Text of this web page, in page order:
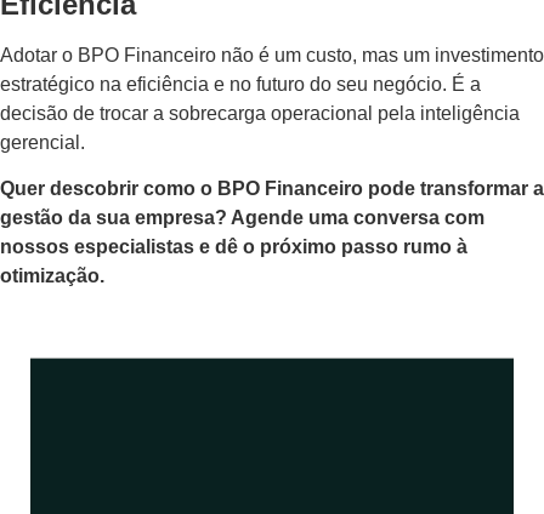
Adotar o BPO Financeiro não é um custo, mas um investimento
estratégico na eficiência e no futuro do seu negócio. É a
decisão de trocar a sobrecarga operacional pela inteligência
gerencial.
Quer descobrir como o BPO Financeiro pode transformar a
gestão da sua empresa? Agende uma conversa com
nossos especialistas e dê o próximo passo rumo à
otimização.